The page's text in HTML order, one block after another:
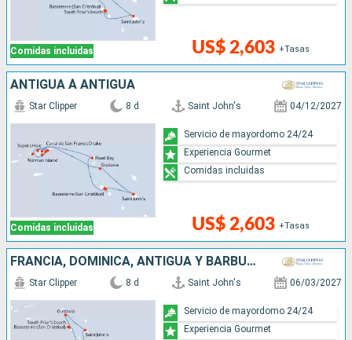
Comidas incluidas US$ 2,603 +Tasas
ANTIGUA À ANTIGUA
Comidas incluidas
Star Clipper 8 d Saint John's 04/12/2027
US$ 2,603 +Tasas
Servicio de mayordomo 24/24
Experiencia Gourmet
Comidas incluidas
FRANCIA, DOMINICA, ANTIGUA Y BARBUDA
Star Clipper 8 d Saint John's 06/03/2027
Servicio de mayordomo 24/24
Experiencia Gourmet